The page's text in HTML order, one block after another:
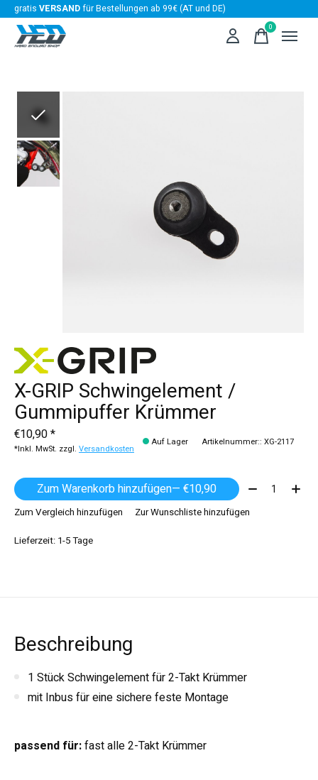
gratis VERSANDfür Bestellungen ab 99€ (AT und DE)
0items
X-GRIP Schwingelement /
Gummipuffer Krümmer
€10,90 *
*Inkl. MwSt. zzgl. Versandkosten
Auf Lager Artikelnummer:: XG-2117
Zum Warenkorb hinzufügen — €10,90 Menge:
Zum Vergleich hinzufügen
Zur Wunschliste hinzufügen
Lieferzeit: 1-5 Tage
Beschreibung
1 Stück Schwingelement für 2-Takt Krümmer
mit Inbus für eine sichere feste Montage
passend für:fast alle 2-Takt Krümmer